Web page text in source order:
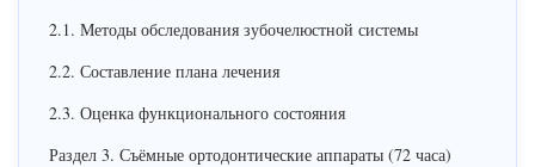
2.1. Методы обследования зубочелюстной системы
2.2. Составление плана лечения
2.3. Оценка функционального состояния
Раздел 3. Съёмные ортодонтические аппараты (72 часа)